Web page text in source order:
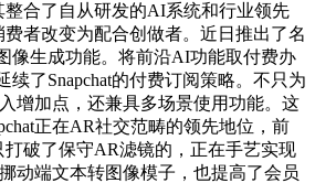
合了自从研发的AI系统和行业领先
者改变为配合创做者。近日推出了名
像生成功能。将前沿AI功能取付费办
续了Snapchat的付费订阅策略。不只为
增加点，还兼具多场景使用功能。这
正在AR社交范畴的领先地位，前
破了保守AR滤镜的，正在手艺实现
挪动端文本转图像模子，也提高了会员